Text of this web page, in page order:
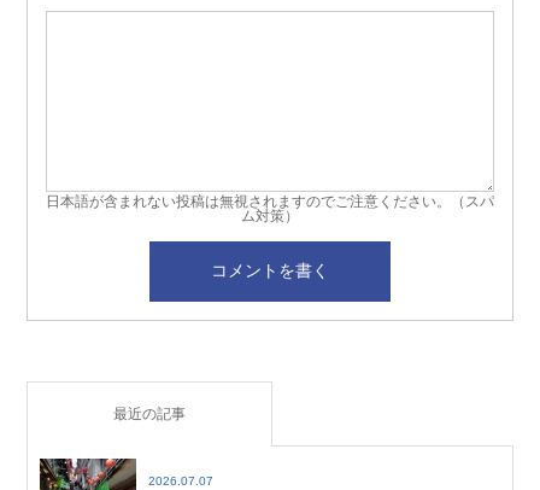
日本語が含まれない投稿は無視されますのでご注意ください。（スパ
ム対策）
最近の記事
2026.07.07